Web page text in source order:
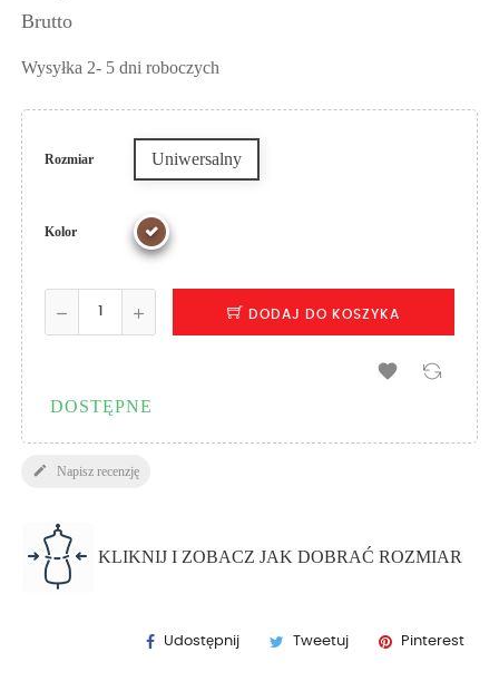
Brutto
Wysyłka 2- 5 dni roboczych
Rozmiar Uniwersalny
Kolor
DODAJ DO KOSZYKA

DOSTĘPNE
 Napisz recenzję
KLIKNIJ I ZOBACZ JAK DOBRAĆ ROZMIAR
Udostępnij Tweetuj Pinterest